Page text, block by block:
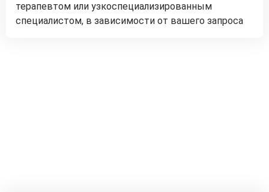
терапевтом или узкоспециализированным
специалистом, в зависимости от вашего запроса